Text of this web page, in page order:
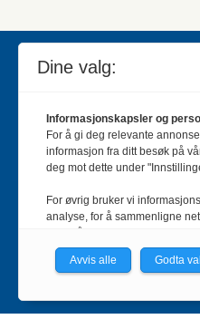
Jakt & Fiske er landets
jakt- og fiskeinteresserte
lesere og et opplag på
Bladet er en månedlig
Dine valg:
Informasjonskapsler og
For å gi deg relevante
informasjon fra ditt besøk på
deg mot dette under
For øvrig bruker vi
analyse, for å sammenligne
personvernerklæring.
du få relevante annonser på
nettverket basert på
Avvis alle Godta